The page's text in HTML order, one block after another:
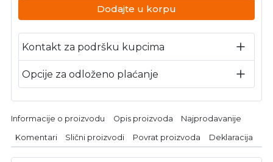
Dodajte u korpu
Kontakt za podršku kupcima
Opcije za odloženo plaćanje
Informacije o proizvodu Opis proizvoda Najprodavanije
Komentari Slični proizvodi Povrat proizvoda Deklaracija